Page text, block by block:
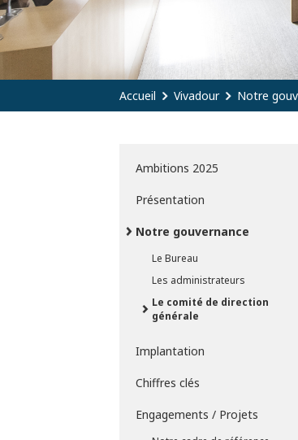
Accueil Vivadour Notre
Ambitions 2025
Présentation
Notre gouvernance
Le Bureau
Les administrateurs
Le comité de direction
générale
Implantation
Chiffres clés
Engagements / Projets